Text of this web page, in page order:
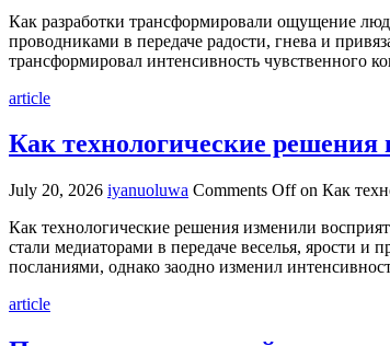
Как разработки трансформировали ощущение
проводниками в передаче радости, гнева и
трансформировал интенсивность чувственного
article
Как технологические решения
July 20, 2026 iyanuoluwa Comments Offon Как
Как технологические решения изменили
стали медиаторами в передаче веселья, ярости
посланиями, однако заодно изменил
article